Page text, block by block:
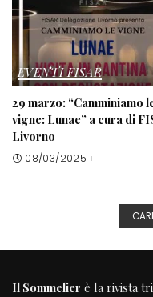
EVENTI FISAR
29 marzo: “Camminiamo
vigne: Lunae” a cura di
Livorno
08/03/2025
Il Sommelier è la rivista